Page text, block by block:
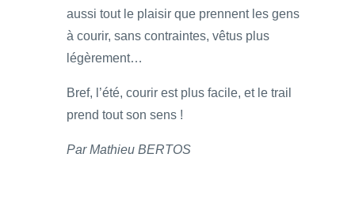
aussi tout le plaisir que prennent les gens
à courir, sans contraintes, vêtus plus
légèrement…
Bref, l’été, courir est plus facile, et le trail
prend tout son sens !
Par Mathieu BERTOS